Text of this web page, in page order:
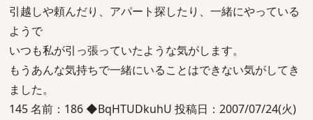
引越しや頼んだり、アパート探したり、一緒にやっている
ようで
いつも私が引っ張っていたような気がします。
もうあんな気持ちで一緒にいることはできない気がしてき
ました。
145 名前：186 ◆BqHTUDkuhU 投稿日：2007/07/24(火)